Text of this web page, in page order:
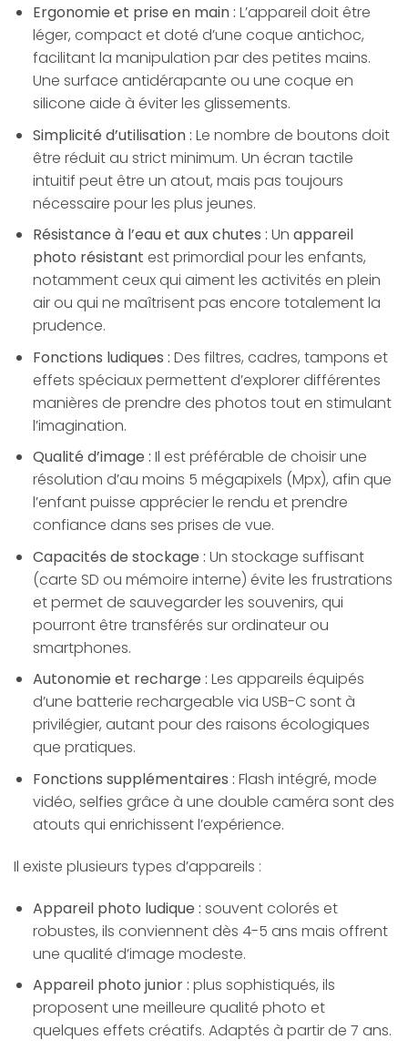
Ergonomie et prise en main : L’appareil doit être
léger, compact et doté d’une coque antichoc,
facilitant la manipulation par des petites mains.
Une surface antidérapante ou une coque en
silicone aide à éviter les glissements.
Simplicité d’utilisation : Le nombre de boutons doit
être réduit au strict minimum. Un écran tactile
intuitif peut être un atout, mais pas toujours
nécessaire pour les plus jeunes.
Résistance à l’eau et aux chutes : Un appareil
photo résistant est primordial pour les enfants,
notamment ceux qui aiment les activités en plein
air ou qui ne maîtrisent pas encore totalement la
prudence.
Fonctions ludiques : Des filtres, cadres, tampons et
effets spéciaux permettent d’explorer différentes
manières de prendre des photos tout en stimulant
l’imagination.
Qualité d’image : Il est préférable de choisir une
résolution d’au moins 5 mégapixels (Mpx), afin que
l’enfant puisse apprécier le rendu et prendre
confiance dans ses prises de vue.
Capacités de stockage : Un stockage suffisant
(carte SD ou mémoire interne) évite les frustrations
et permet de sauvegarder les souvenirs, qui
pourront être transférés sur ordinateur ou
smartphones.
Autonomie et recharge : Les appareils équipés
d’une batterie rechargeable via USB-C sont à
privilégier, autant pour des raisons écologiques
que pratiques.
Fonctions supplémentaires : Flash intégré, mode
vidéo, selfies grâce à une double caméra sont des
atouts qui enrichissent l’expérience.
Il existe plusieurs types d’appareils :
Appareil photo ludique : souvent colorés et
robustes, ils conviennent dès 4-5 ans mais offrent
une qualité d’image modeste.
Appareil photo junior : plus sophistiqués, ils
proposent une meilleure qualité photo et
quelques effets créatifs. Adaptés à partir de 7 ans.